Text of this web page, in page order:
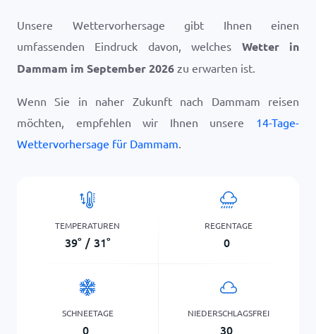
Unsere Wettervorhersage gibt Ihnen einen
umfassenden Eindruck davon, welches Wetter in
Dammam im September 2026 zu erwarten ist.
Wenn Sie in naher Zukunft nach Dammam reisen
möchten, empfehlen wir Ihnen unsere 14-Tage-
Wettervorhersage für Dammam.
TEMPERATUREN
39° / 31°
REGENTAGE
0
SCHNEETAGE
0
NIEDERSCHLAGSFREI
30